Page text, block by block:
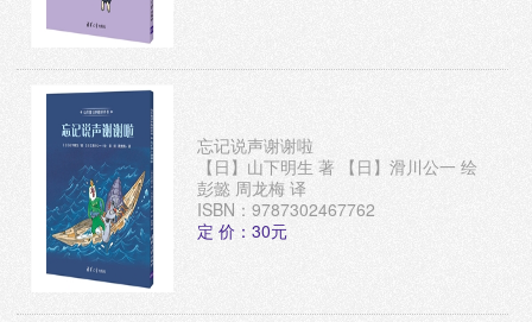
忘记说声谢谢啦
【日】山下明生 著 【日】滑川公一 绘
彭懿 周龙梅 译
ISBN：9787302467762
定 价：30元